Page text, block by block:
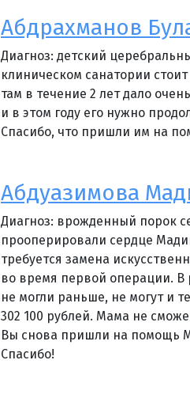
Абдрахманов
Диагноз: детский
клиническом санатории
там в течение 2 лет дало
и в этом году его нужно
Спасибо, что пришли им на
Абдуазимова
Диагноз: врожденный порок
прооперировали сердце
требуется замена
во время первой операции.
не могли раньше, не могут и
302 100 рублей. Мама не
Вы снова пришли на помощь
Спасибо!